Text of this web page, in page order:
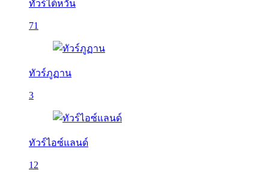
ทัวร์ไต้หวัน
71
ทัวร์ภูฏาน
3
ทัวร์ไอซ์แลนด์
12